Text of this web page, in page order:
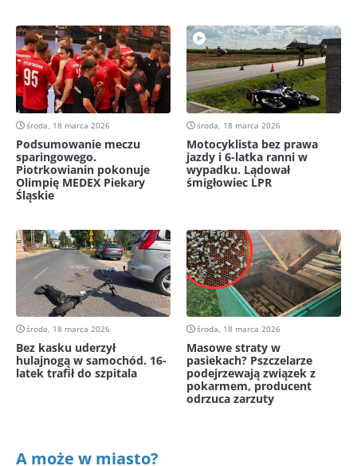
środa, 18 marca 2026
Podsumowanie meczu
sparingowego.
Piotrkowianin pokonuje
Olimpię MEDEX Piekary
Śląskie
środa, 18 marca 2026
Motocyklista bez prawa
jazdy i 6-latka ranni w
wypadku. Lądował
śmigłowiec LPR
środa, 18 marca 2026
Bez kasku uderzył
hulajnogą w samochód. 16-
latek trafił do szpitala
środa, 18 marca 2026
Masowe straty w
pasiekach? Pszczelarze
podejrzewają związek z
pokarmem, producent
odrzuca zarzuty
A może w miasto?